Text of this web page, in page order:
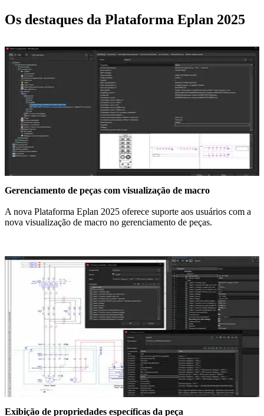
Os destaques da Plataforma Eplan 2025
Gerenciamento de peças com visualização de macro
A nova Plataforma Eplan 2025 oferece suporte aos usuários com a
nova visualização de macro no gerenciamento de peças.
Exibição de propriedades específicas da peça